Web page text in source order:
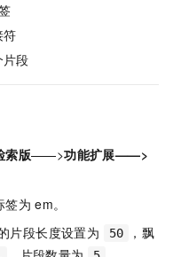
符
段
索版——>功能扩展——>
签为 em。
片段长度设置为 50
，飘